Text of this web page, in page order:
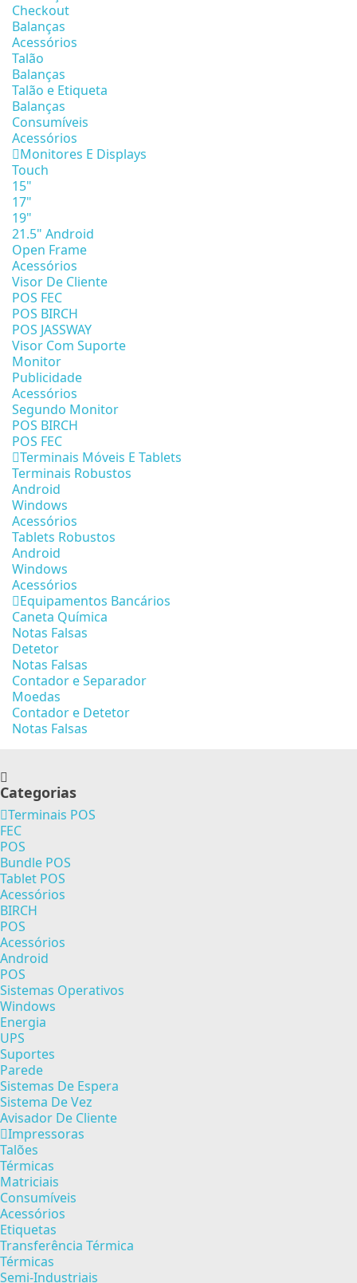
Checkout
Balanças
Acessórios
Talão
Balanças
Talão e Etiqueta
Balanças
Consumíveis
Acessórios
Monitores E Displays
Touch
15"
17"
19"
21.5" Android
Open Frame
Acessórios
Visor De Cliente
POS FEC
POS BIRCH
POS JASSWAY
Visor Com Suporte
Monitor
Publicidade
Acessórios
Segundo Monitor
POS BIRCH
POS FEC
Terminais Móveis E Tablets
Terminais Robustos
Android
Windows
Acessórios
Tablets Robustos
Android
Windows
Acessórios
Equipamentos Bancários
Caneta Química
Notas Falsas
Detetor
Notas Falsas
Contador e Separador
Moedas
Contador e Detetor
Notas Falsas
Categorias
Terminais POS
FEC
POS
Bundle POS
Tablet POS
Acessórios
BIRCH
POS
Acessórios
Android
POS
Sistemas Operativos
Windows
Energia
UPS
Suportes
Parede
Sistemas De Espera
Sistema De Vez
Avisador De Cliente
Impressoras
Talões
Térmicas
Matriciais
Consumíveis
Acessórios
Etiquetas
Transferência Térmica
Térmicas
Semi-Industriais